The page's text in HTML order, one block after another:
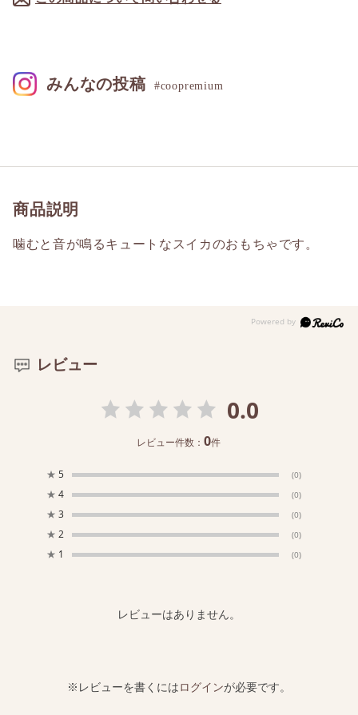
商品説明
噛むと音が鳴るキュートなスイカのおもちゃです。
みんなの投稿 #coopremium
レビュー
0.0
レビュー件数：0件
★ 5 (0)
★ 4 (0)
★ 3 (0)
★ 2 (0)
★ 1 (0)
レビューはありません。
※レビューを書くにはログインが必要です。